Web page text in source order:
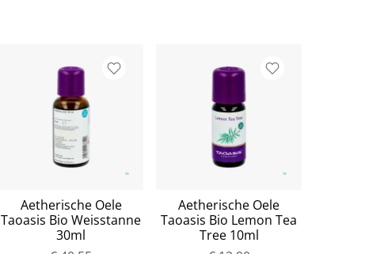
Aetherische Oele
Taoasis Bio Weisstanne
30ml
Aetherische Oele
Taoasis Bio Lemon Tea
Tree 10ml